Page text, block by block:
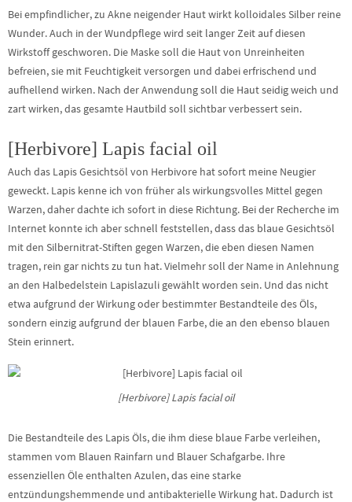
Bei empfindlicher, zu Akne neigender Haut wirkt kolloidales Silber reine
Wunder. Auch in der Wundpflege wird seit langer Zeit auf diesen
Wirkstoff geschworen. Die Maske soll die Haut von Unreinheiten
befreien, sie mit Feuchtigkeit versorgen und dabei erfrischend und
aufhellend wirken. Nach der Anwendung soll die Haut seidig weich und
zart wirken, das gesamte Hautbild soll sichtbar verbessert sein.
[Herbivore] Lapis facial oil
Auch das Lapis Gesichtsöl von Herbivore hat sofort meine Neugier
geweckt. Lapis kenne ich von früher als wirkungsvolles Mittel gegen
Warzen, daher dachte ich sofort in diese Richtung. Bei der Recherche im
Internet konnte ich aber schnell feststellen, dass das blaue Gesichtsöl
mit den Silbernitrat-Stiften gegen Warzen, die eben diesen Namen
tragen, rein gar nichts zu tun hat. Vielmehr soll der Name in Anlehnung
an den Halbedelstein Lapislazuli gewählt worden sein. Und das nicht
etwa aufgrund der Wirkung oder bestimmter Bestandteile des Öls,
sondern einzig aufgrund der blauen Farbe, die an den ebenso blauen
Stein erinnert.
[Herbivore] Lapis facial oil
Die Bestandteile des Lapis Öls, die ihm diese blaue Farbe verleihen,
stammen vom Blauen Rainfarn und Blauer Schafgarbe. Ihre
essenziellen Öle enthalten Azulen, das eine starke
entzündungshemmende und antibakterielle Wirkung hat. Dadurch ist